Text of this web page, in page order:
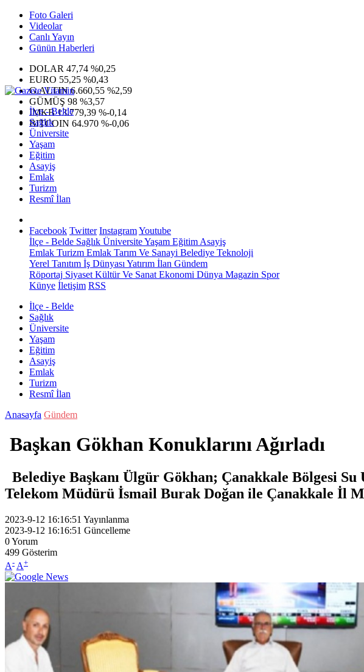
Foto Galeri
Videolar
Canlı Yayın
Günün Haberleri
DOLAR 47,74 %0,25
EURO 55,25 %0,43
G.ALTIN6.660,55 %2,59
GÜMÜŞ 98 %3,57
IMKB13.779,39 %-0,14
BITCOIN 64.970 %-0,06
İlçe - Belde
Sağlık
Üniversite
Yaşam
Eğitim
Asayiş
Emlak
Turizm
Resmî İlan
Facebook Twitter InstagramYoutube
İlçe - Belde Sağlık ÜniversiteYaşam Eğitim Asayiş
Emlak Turizm Emlak Tarım Ve Sanayi Belediye Teknoloji
Yerel Tanıtım İş Dünyası Yatırım İlan Gündem
Röportaj Siyaset Kültür Ve Sanat Ekonomi Dünya Magazin Spor
Künye İletişim RSS
İlçe - Belde
Sağlık
Üniversite
Yaşam
Eğitim
Asayiş
Emlak
Turizm
Resmî İlan
Anasayfa Gündem
Başkan Gökhan Konuklarını Ağırladı
Belediye Başkanı Ülgür Gökhan; Çanakkale Bölgesi
Telekom Müdürü İsmail Burak Doğan ile Çanakkale İl
2023-9-12 16:16:51 Yayınlanma
2023-9-12 16:16:51 Güncelleme
0Yorum
499 Gösterim
A- A+